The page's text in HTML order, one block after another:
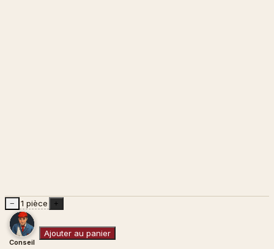
− 1 pièce +
Conseil
Ajouter au panier